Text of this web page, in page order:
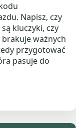
Napisz, czy
kluczyki, czy
brakuje ważnych
przygotować
pasuje do